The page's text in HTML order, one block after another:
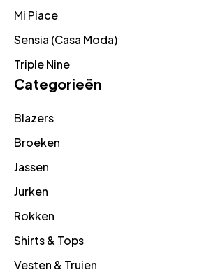
Mi Piace
Sensia (Casa Moda)
Triple Nine
Categorieën
Blazers
Broeken
Jassen
Jurken
Rokken
Shirts & Tops
Vesten & Truien